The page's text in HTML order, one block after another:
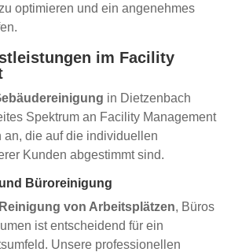
optimieren und ein angenehmes
im Facility
in Dietzenbach
Spektrum an Facility Management
an, die auf die individuellen
Kunden abgestimmt sind.
Büroreinigung
Reinigung von Arbeitsplätzen, Büros
ist entscheidend für ein
Unsere professionellen